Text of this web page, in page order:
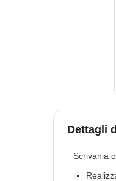
Dettagli
Scrivania